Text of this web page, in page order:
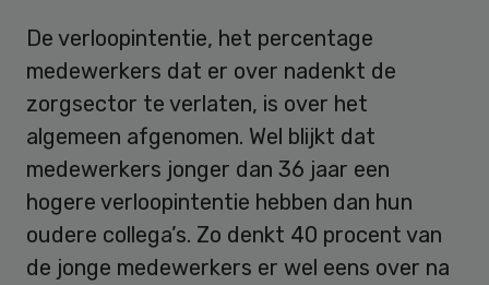
De verloopintentie, het percentage
medewerkers dat er over nadenkt de
zorgsector te verlaten, is over het
algemeen afgenomen. Wel blijkt dat
medewerkers jonger dan 36 jaar een
hogere verloopintentie hebben dan hun
oudere collega’s. Zo denkt 40 procent van
de jonge medewerkers er wel eens over na